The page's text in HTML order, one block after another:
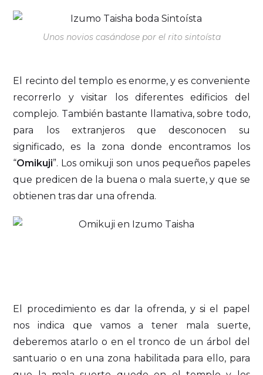
Unos novios casándose por el rito sintoísta
El recinto del templo es enorme, y es conveniente
recorrerlo y visitar los diferentes edificios del
complejo. También bastante llamativa, sobre todo,
para los extranjeros que desconocen su
significado, es la zona donde encontramos los
“Omikuji”. Los omikuji son unos pequeños papeles
que predicen de la buena o mala suerte, y que se
obtienen tras dar una ofrenda.
El procedimiento es dar la ofrenda, y si el papel
nos indica que vamos a tener mala suerte,
deberemos atarlo o en el tronco de un árbol del
santuario o en una zona habilitada para ello, para